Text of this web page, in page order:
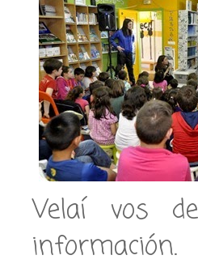
Velaí vos
información.